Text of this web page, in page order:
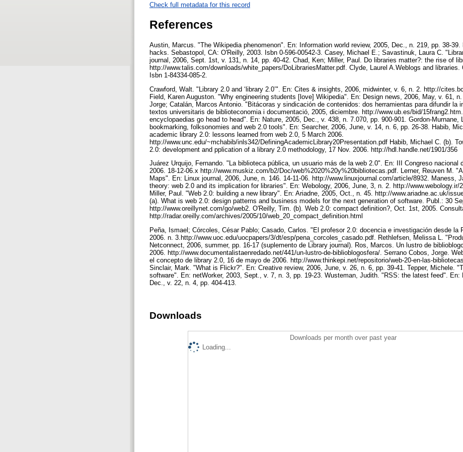
Check full metadata for this record
References
Austin, Marcus. "The Wikipedia phenomenon". En: Information world review, 2005, Dec., n. 219, pp. 38-
hacks. Sebastopol, CA: O'Reilly, 2003. Isbn 0-596-00542-3. Casey, Michael E.; Savastinuk, Laura C.
journal, 2006, Sept. 1st, v. 131, n. 14, pp. 40-42. Chad, Ken; Miller, Paul. Do libraries matter?: the rise of
http://www.talis.com/downloads/white_papers/DoLibrariesMatter.pdf. Clyde, Laurel A.Weblogs and libraries.
Isbn 1-84334-085-2.
Crawford, Walt. "Library 2.0 and ‘library 2.0’". En: Cites & insights, 2006, midwinter, v. 6, n. 2. http://
Field, Karen Auguston. "Why engineering students [love] Wikipedia". En: Design news, 2006, May, v. 61, n.
Jorge; Catalán, Marcos Antonio. "Bitácoras y sindicación de contenidos: dos herramientas para difundir la
textos universitaris de biblioteconomia i documentació, 2005, diciembre. http://www.ub.es/bid/
encyclopaedias go head to head". En: Nature, 2005, Dec., v. 438, n. 7.070, pp. 900-901. Gordon-Murnane,
bookmarking, folksonomies and web 2.0 tools". En: Searcher, 2006, June, v. 14, n. 6, pp. 26-38. Habib,
academic library 2.0: lessons learned from web 2.0, 5 March 2006.
http://www.unc.edu/~mchabib/inls342/DefiningAcademicLibrary20Presentation.pdf Habib, Michael C. (b).
2.0: development and pplication of a library 2.0 methodology, 17 Nov. 2006. http://hdl.handle.net/1901/356
Juárez Urquijo, Fernando. "La biblioteca pública, un usuario más de la web 2.0". En: III Congreso nacional
2006. 18-12-06.x http://www.muskiz.com/b2/Doc/web%2020%20y%20bibliotecas.pdf. Lerner, Reuven M.
Maps". En: Linux journal, 2006, June, n. 146. 14-11-06. http://www.linuxjournal.com/article/8932. Maness,
theory: web 2.0 and its implication for libraries". En: Webology, 2006, June, 3, n. 2. http://www.webology.ir/
Miller, Paul. "Web 2.0: building a new library". En: Ariadne, 2005, Oct., n. 45. http://www.ariadne.ac.uk/
(a). What is web 2.0: design patterns and business models for the next generation of software. Publ.: 30
http://www.oreillynet.com/go/web2. O'Reilly, Tim. (b). Web 2.0: compact definition?, Oct. 1st, 2005.
http://radar.oreilly.com/archives/2005/10/web_20_compact_definition.html
Peña, Ismael; Córcoles, César Pablo; Casado, Carlos. "El profesor 2.0: docencia e investigación desde la
2006. n. 3.http://www.uoc.edu/uocpapers/3/dt/esp/pena_corcoles_casado.pdf. Rethlefsen, Melissa L.
Netconnect, 2006, summer, pp. 16-17 (suplemento de Library journal). Ros, Marcos. Un lustro de
2006. http://www.documentalistaenredado.net/441/un-lustro-de-biblioblogosfera/. Serrano Cobos, Jorge.
el concepto de library 2.0, 16 de mayo de 2006. http://www.thinkepi.net/repositorio/web-20-en-las-
Sinclair, Mark. "What is Flickr?". En: Creative review, 2006, June, v. 26, n. 6, pp. 39-41. Tepper, Michele.
software". En: netWorker, 2003, Sept., v. 7, n. 3, pp. 19-23. Wusteman, Judith. "RSS: the latest feed". En:
Dec., v. 22, n. 4, pp. 404-413.
Downloads
Downloads per month over past year
Loading...